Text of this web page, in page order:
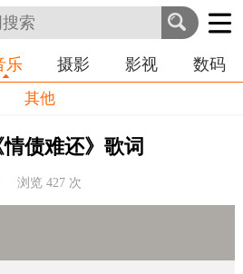
生活 职业
乐 摄影 影视 数码
其他
债难还》歌词
浏览427 次